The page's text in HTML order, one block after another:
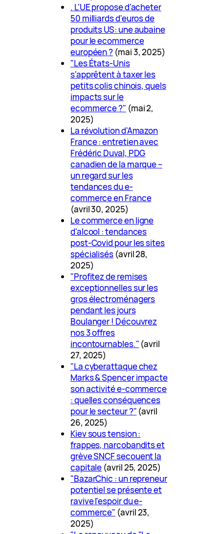
. L'UE propose d'acheter
50 milliards d'euros de
produits US: une aubaine
pour le ecommerce
européen ? (mai 3, 2025)
"Les États-Unis
s'apprêtent à taxer les
petits colis chinois, quels
impacts sur le
ecommerce ?" (mai 2,
2025)
La révolution d'Amazon
France : entretien avec
Frédéric Duval, PDG
canadien de la marque –
un regard sur les
tendances du e-
commerce en France
(avril 30, 2025)
Le commerce en ligne
d'alcool : tendances
post-Covid pour les sites
spécialisés (avril 28,
2025)
"Profitez de remises
exceptionnelles sur les
gros électroménagers
pendant les jours
Boulanger ! Découvrez
nos 3 offres
incontournables." (avril
27, 2025)
"La cyberattaque chez
Marks & Spencer impacte
son activité e-commerce
: quelles conséquences
pour le secteur ?" (avril
26, 2025)
Kiev sous tension :
frappes, narcobandits et
grève SNCF secouent la
capitale (avril 25, 2025)
"BazarChic : un repreneur
potentiel se présente et
ravive l'espoir du e-
commerce" (avril 23,
2025)